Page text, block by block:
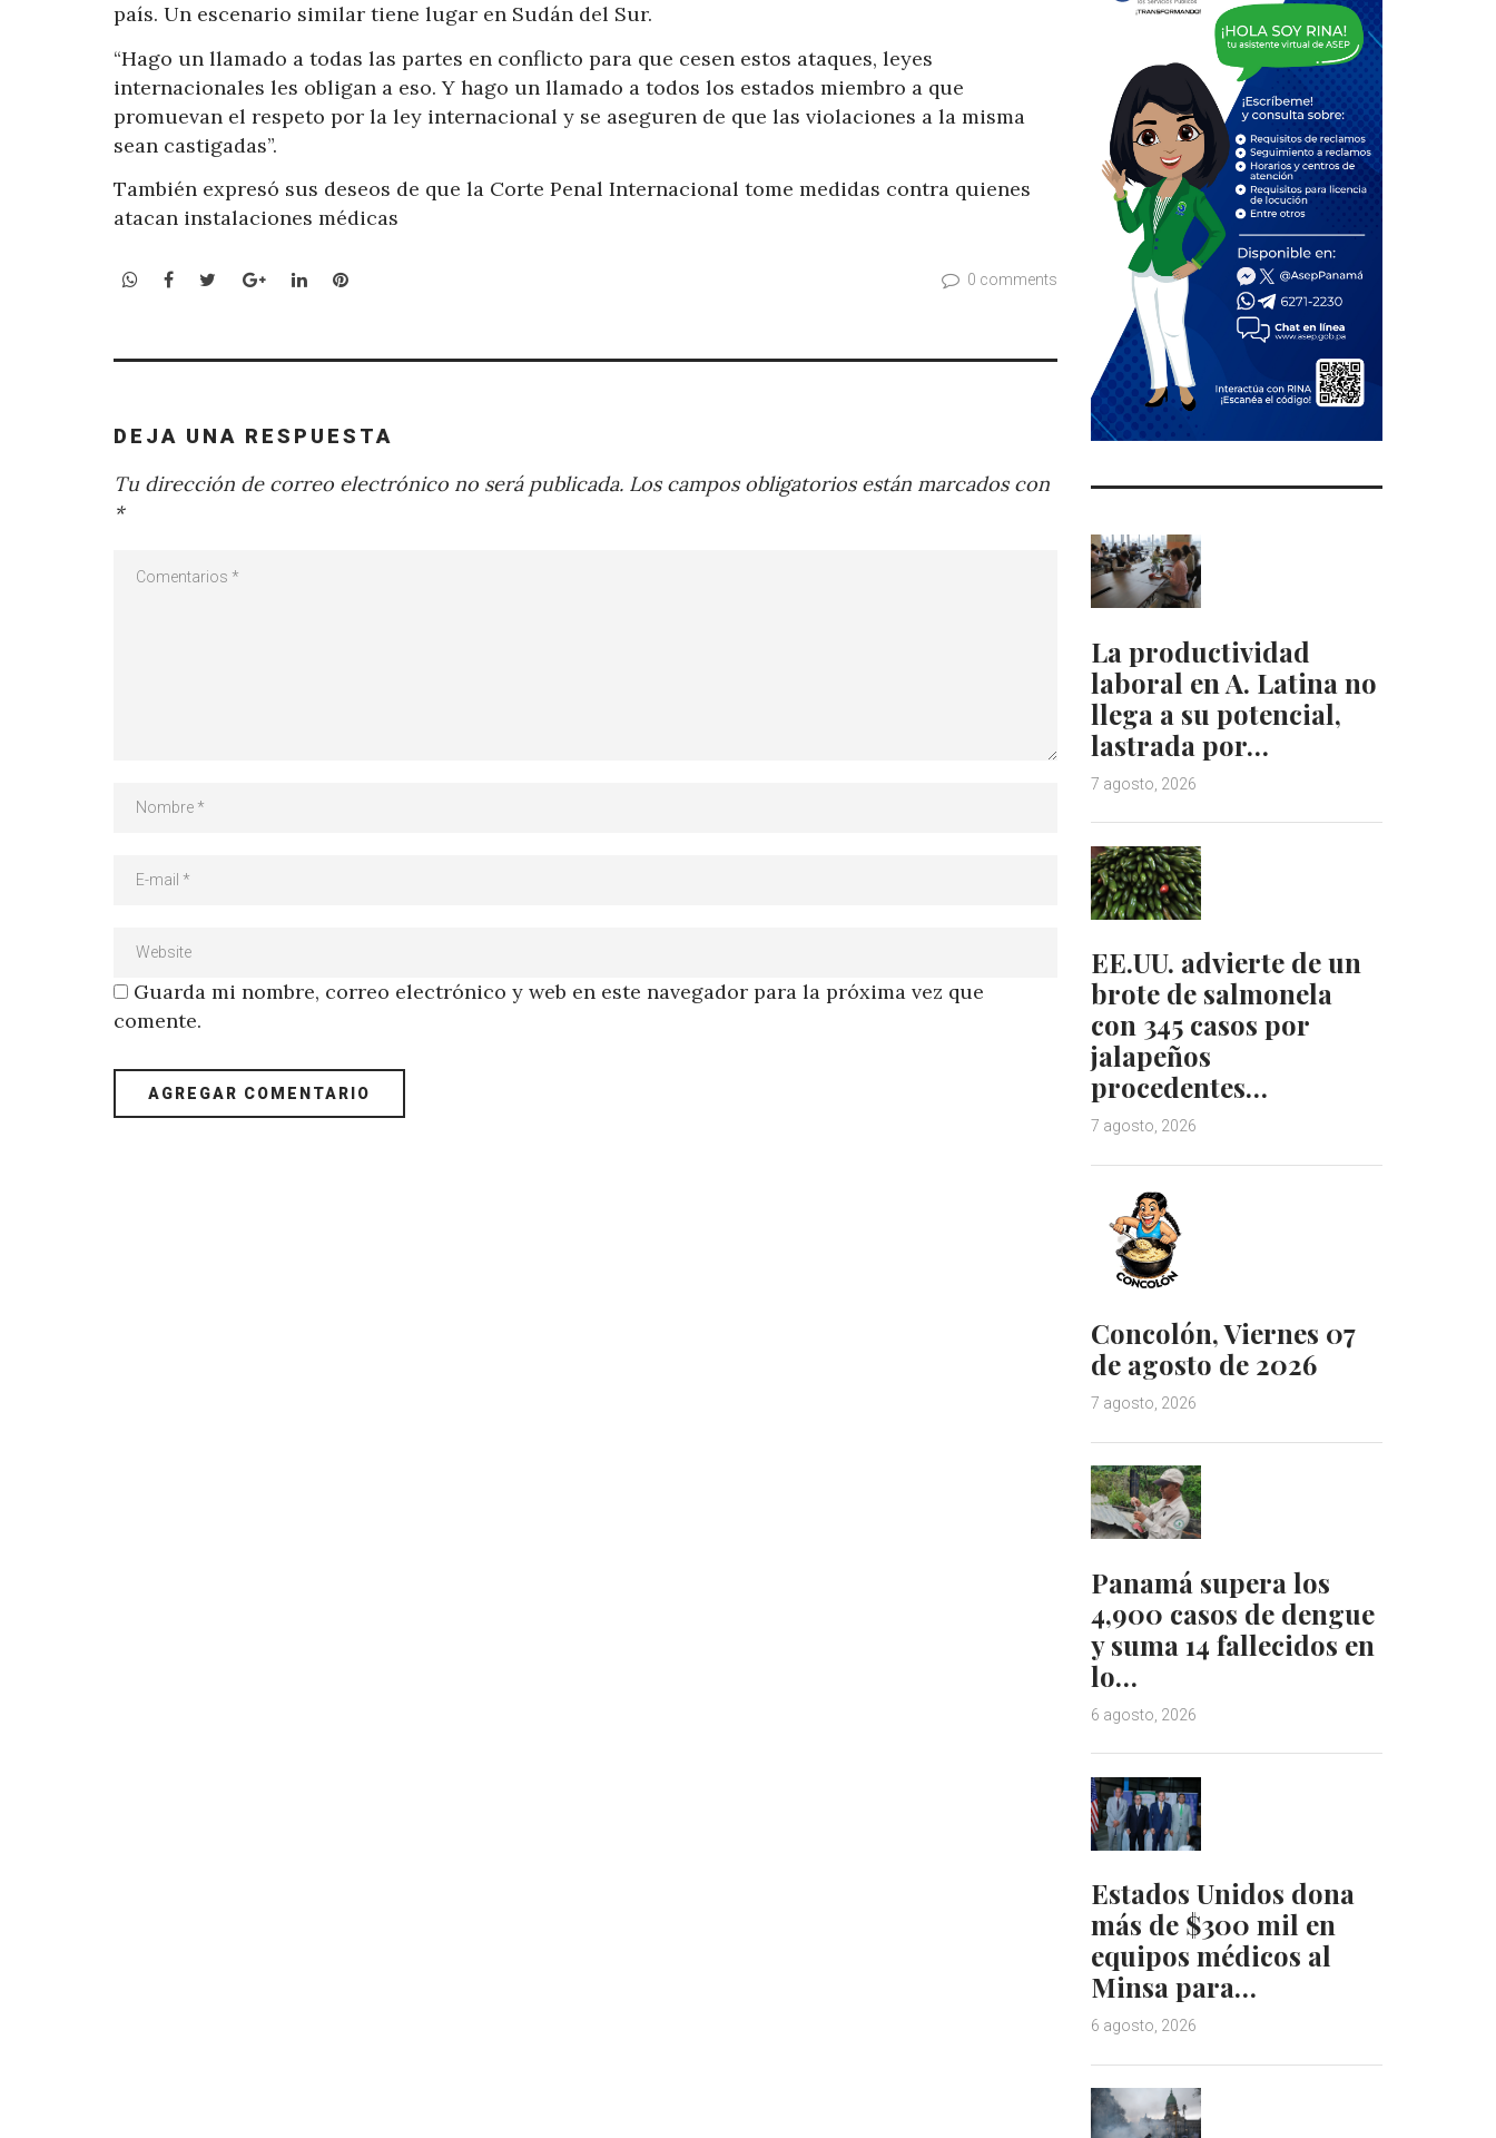
país. Un escenario similar tiene lugar en Sudán del Sur.
“Hago un llamado a todas las partes en conflicto para que cesen estos ataques, leyes
internacionales les obligan a eso. Y hago un llamado a todos los estados miembro a que
promuevan el respeto por la ley internacional y se aseguren de que las violaciones a la misma
sean castigadas”.
También expresó sus deseos de que la Corte Penal Internacional tome medidas contra quienes
atacan instalaciones médicas
WhatsApp
Facebook
TwitterGoogle+LinkedInPinterest 0 comments
DEJA UNA RESPUESTA
Tu dirección de correo electrónico no será publicada. Los campos obligatorios están marcados con
*
Guarda mi nombre, correo electrónico y web en este navegador para la próxima vez que
comente.
La productividad
laboral en A. Latina no
llega a su potencial,
lastrada por…
7 agosto, 2026
EE.UU. advierte de un
brote de salmonela
con 345 casos por
jalapeños
procedentes…
7 agosto, 2026
Concolón, Viernes 07
de agosto de 2026
7 agosto, 2026
Panamá supera los
4,900 casos de dengue
y suma 14 fallecidos en
lo…
6 agosto, 2026
Estados Unidos dona
más de $300 mil en
equipos médicos al
Minsa para…
6 agosto, 2026